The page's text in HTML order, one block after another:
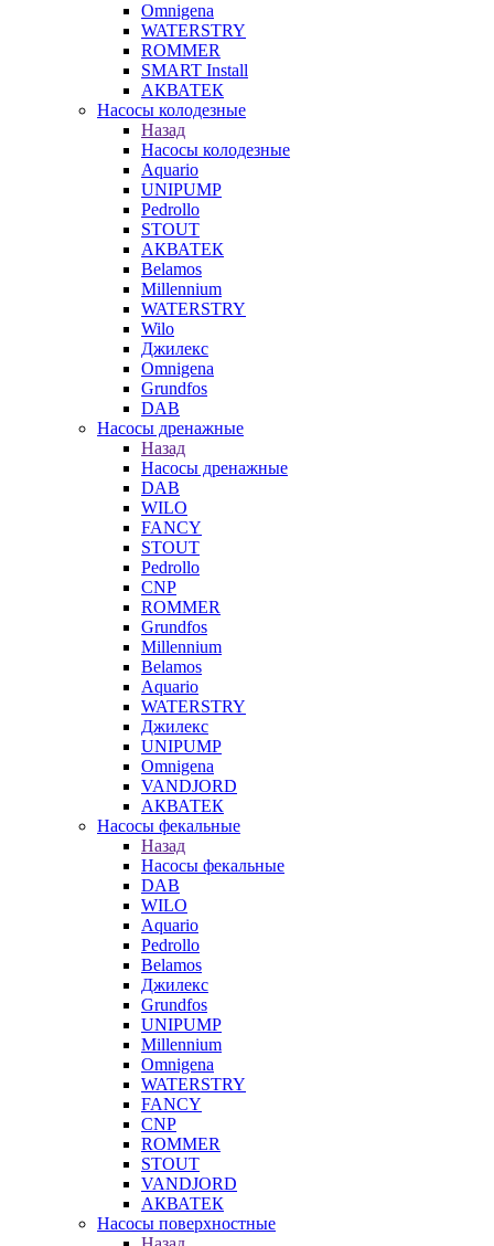
Omnigena
WATERSTRY
ROMMER
SMART Install
АКВАТЕК
Насосы колодезные
Назад
Насосы колодезные
Aquario
UNIPUMP
Pedrollo
STOUT
АКВАТЕК
Belamos
Millennium
WATERSTRY
Wilo
Джилекс
Omnigena
Grundfos
DAB
Насосы дренажные
Назад
Насосы дренажные
DAB
WILO
FANCY
STOUT
Pedrollo
CNP
ROMMER
Grundfos
Millennium
Belamos
Aquario
WATERSTRY
Джилекс
UNIPUMP
Omnigena
VANDJORD
АКВАТЕК
Насосы фекальные
Назад
Насосы фекальные
DAB
WILO
Aquario
Pedrollo
Belamos
Джилекс
Grundfos
UNIPUMP
Millennium
Omnigena
WATERSTRY
FANCY
CNP
ROMMER
STOUT
VANDJORD
АКВАТЕК
Насосы поверхностные